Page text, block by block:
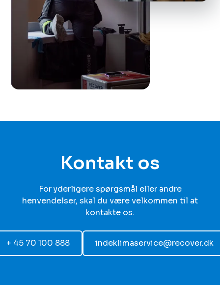
Kontakt os
For yderligere spørgsmål eller andre
henvendelser, skal du være velkommen til at
kontakte os.
+ 45 70 100 888 indeklimaservice@recover.dk